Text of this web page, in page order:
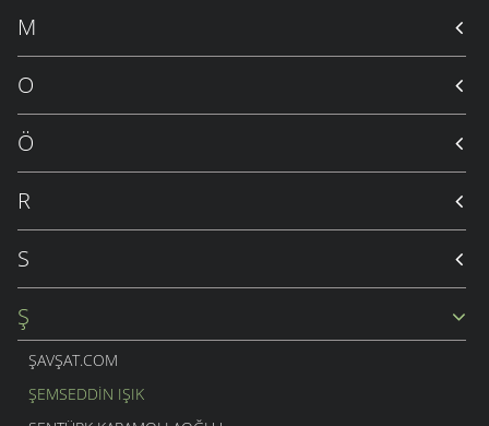
M
O
Ö
R
S
Ş
ŞAVŞAT.COM
ŞEMSEDDIN IŞIK